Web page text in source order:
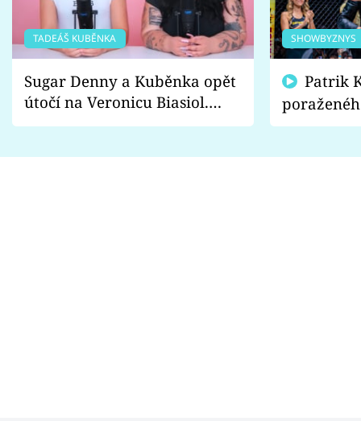
TADEÁŠ KUBĚNKA
Sugar Denny a Kuběnka opět
útočí na Veronicu Biasiol.
Proč je podle nich falešná a
SHOWBYZNYS
fanoušci